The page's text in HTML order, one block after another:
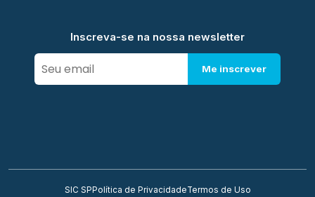
Inscreva-se na nossa newsletter
Me inscrever
SIC SP Política de PrivacidadeTermos de Uso